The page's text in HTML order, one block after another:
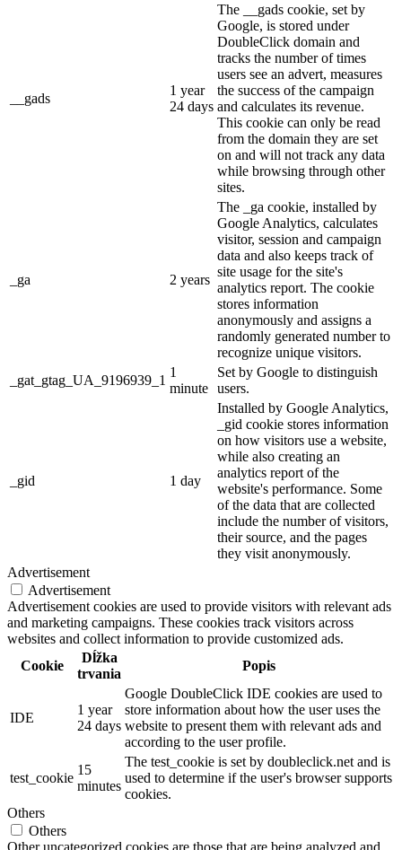
__gads
1 year
24 days
The __gads cookie, set by
Google, is stored under
DoubleClick domain and
tracks the number of times
users see an advert, measures
the success of the campaign
and calculates its revenue.
This cookie can only be read
from the domain they are set
on and will not track any data
while browsing through other
sites.
_ga 2 years
The _ga cookie, installed by
Google Analytics, calculates
visitor, session and campaign
data and also keeps track of
site usage for the site's
analytics report. The cookie
stores information
anonymously and assigns a
randomly generated number to
recognize unique visitors.
_gat_gtag_UA_9196939_1
1
minute
Set by Google to distinguish
users.
_gid 1 day
Installed by Google Analytics,
_gid cookie stores information
on how visitors use a website,
while also creating an
analytics report of the
website's performance. Some
of the data that are collected
include the number of visitors,
their source, and the pages
they visit anonymously.
Advertisement
Advertisement
Advertisement cookies are used to provide visitors with relevant ads
and marketing campaigns. These cookies track visitors across
websites and collect information to provide customized ads.
Cookie
Dĺžka
trvania
Popis
IDE
1 year
24 days
Google DoubleClick IDE cookies are used to
store information about how the user uses the
website to present them with relevant ads and
according to the user profile.
test_cookie
15
minutes
The test_cookie is set by doubleclick.net and is
used to determine if the user's browser supports
cookies.
Others
Others
Other uncategorized cookies are those that are being analyzed and